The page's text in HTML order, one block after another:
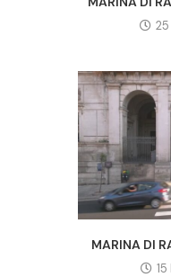
MARINA DI